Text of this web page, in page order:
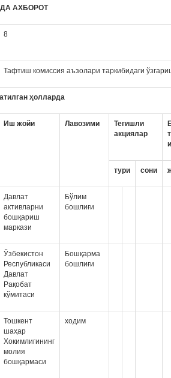
АХБОРОТ
8
Тафтиш комиссия аъзолари таркибидаги
ҳолларда
Иш жойи Лавозими
Тегишли
акциялар
тури сони
Давлат
активларни
бошқариш
маркази
Бўлим
бошлиғи
Ўзбекистон
Республикаси
Давлат
Рақобат
кўмитаси
Бошқарма
бошлиғи
Тошкент
шаҳар
Хокимлигининг
молия
бошқармаси
ходим